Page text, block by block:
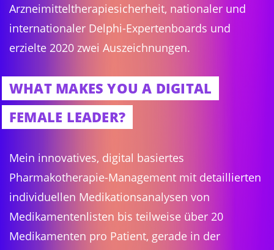
Arzneimitteltherapiesicherheit, nationaler und
internationaler Delphi-Expertenboards und
erzielte 2020 zwei Auszeichnungen.
WHAT MAKES YOU A DIGITAL
FEMALE LEADER?
Mein innovatives, digital basiertes
Pharmakotherapie-Management mit detaillierten
individuellen Medikationsanalysen von
Medikamentenlisten bis teilweise über 20
Medikamenten pro Patient, gerade in der